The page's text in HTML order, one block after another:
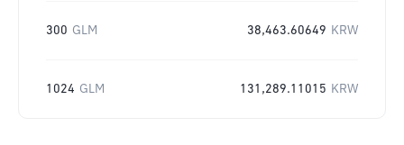
300 GLM 38,463.60649 KRW
1024 GLM 131,289.11015 KRW